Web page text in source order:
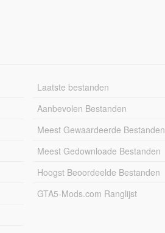
Laatste bestanden
Aanbevolen Bestanden
Meest Gewaardeerde Bestanden
Meest Gedownloade Bestanden
Hoogst Beoordeelde Bestanden
GTA5-Mods.com Ranglijst